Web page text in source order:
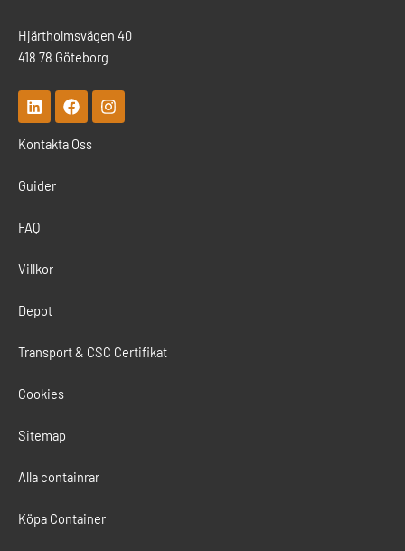
Hjärtholmsvägen 40
418 78 Göteborg
L
i
k
d
i
F
a
e
I
n
Kontakta Oss
Guider
FAQ
Villkor
Depot
Transport & CSC Certifikat
Cookies
Sitemap
Alla containrar
Köpa Container